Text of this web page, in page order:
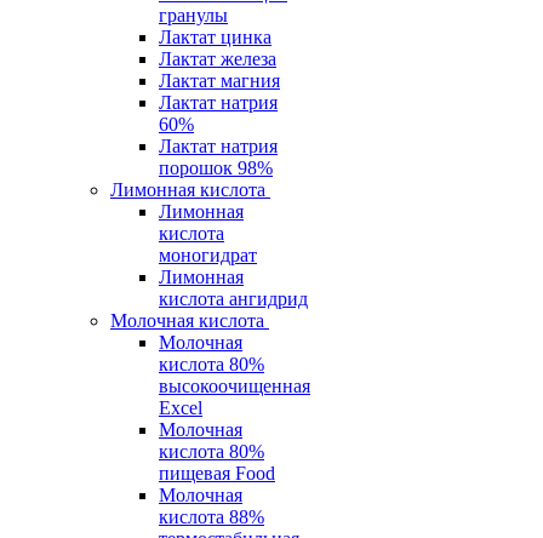
гранулы
Лактат цинка
Лактат железа
Лактат магния
Лактат натрия
60%
Лактат натрия
порошок 98%
Лимонная кислота
Лимонная
кислота
моногидрат
Лимонная
кислота ангидрид
Молочная кислота
Молочная
кислота 80%
высокоочищенная
Excel
Молочная
кислота 80%
пищевая Food
Молочная
кислота 88%